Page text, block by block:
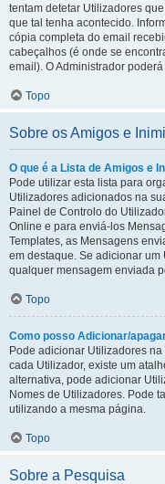
tentam detetar Utilizadores
que tal tenha acontecido.
cópia completa do email
cabeçalhos (é onde se
email). O Administrador
Topo
Sobre os Amigos e
O que é a Lista de Amigos e
Pode utilizar esta lista para
Utilizadores adicionados na
Painel de Controlo do
Online e para enviá-los
Templates, as Mensagens
em destaque. Se adicionar
qualquer mensagem enviada
Topo
Como posso Adicionar/
Pode adicionar Utilizadores
cada Utilizador, existe um
alternativa, pode adicionar
Nomes de Utilizadores. Pode
utilizando a mesma página.
Topo
Sobre a Pesquisa